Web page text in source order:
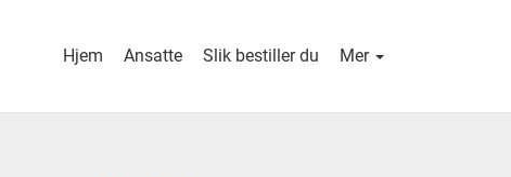
Hjem Ansatte Slik bestiller du Mer